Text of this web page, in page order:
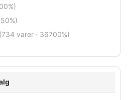
(734 varer · 36700%)